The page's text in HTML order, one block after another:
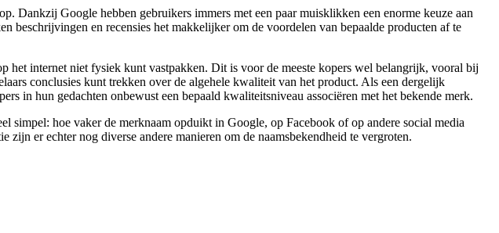
Dankzij Google hebben gebruikers immers met een paar muisklikken een enorme keuze aan
beschrijvingen en recensies het makkelijker om de voordelen van bepaalde producten af te
het internet niet fysiek kunt vastpakken. Dit is voor de meeste kopers wel belangrijk, vooral bij
conclusies kunt trekken over de algehele kwaliteit van het product. Als een dergelijk
in hun gedachten onbewust een bepaald kwaliteitsniveau associëren met het bekende merk.
simpel: hoe vaker de merknaam opduikt in Google, op Facebook of op andere social media
er echter nog diverse andere manieren om de naamsbekendheid te vergroten.